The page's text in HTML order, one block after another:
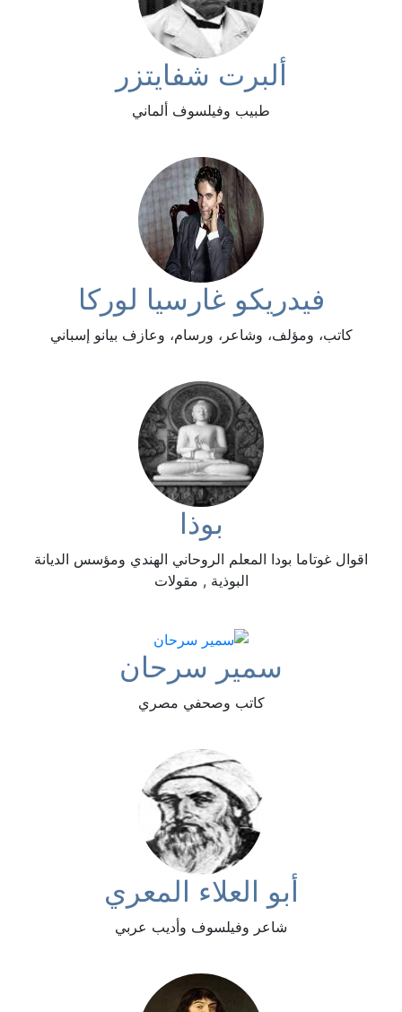
ألبرت شفايتزر
طبيب وفيلسوف ألماني
فيدريكو غارسيا لوركا
كاتب، ومؤلف، وشاعر، ورسام، وعازف بيانو إسباني
بوذا
اقوال غوتاما بودا المعلم الروحاني الهندي ومؤسس الديانة
البوذية , مقولات
سمير سرحان
كاتب وصحفي مصري
أبو العلاء المعري
شاعر وفيلسوف وأديب عربي